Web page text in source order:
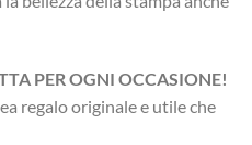
PER OGNI OCCASIONE!
regalo originale e utile che